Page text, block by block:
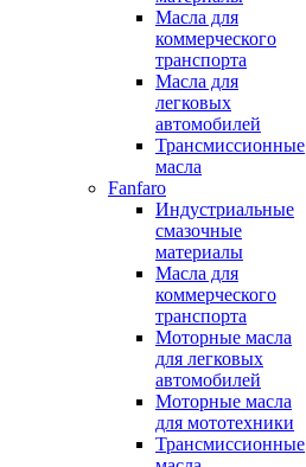
Масла для
коммерческого
транспорта
Масла для
легковых
автомобилей
Трансмиссионные
масла
Fanfaro
Индустриальные
смазочные
материалы
Масла для
коммерческого
транспорта
Моторные масла
для легковых
автомобилей
Моторные масла
для мототехники
Трансмиссионные